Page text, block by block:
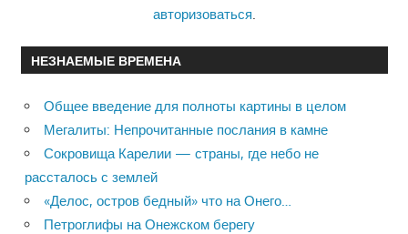
авторизоваться
НЕЗНАЕМЫЕ ВРЕМЕНА
Общее введение для полноты картины в целом
Мегалиты: Непрочитанные послания в камне
Сокровища Карелии — страны, где небо не
рассталось с землей
«Делос, остров бедный» что на Онего…
Петроглифы на Онежском берегу